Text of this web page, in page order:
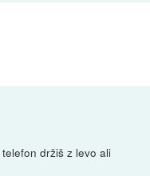
držiš z levo ali